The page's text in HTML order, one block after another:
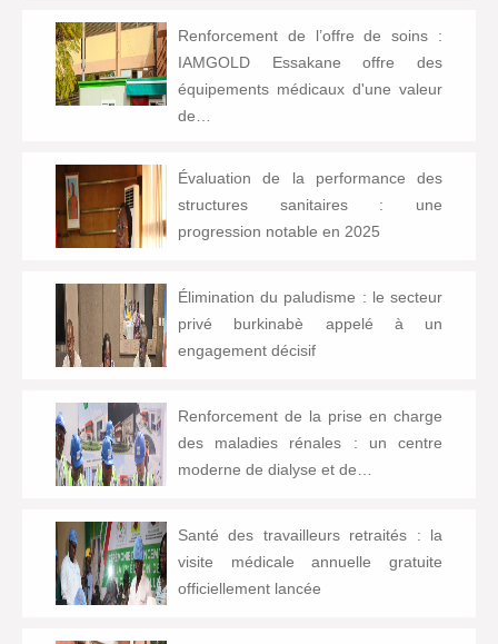
Renforcement de l’offre de soins :
IAMGOLD Essakane offre des
équipements médicaux d'une valeur
de…
Évaluation de la performance des
structures sanitaires : une
progression notable en 2025
Élimination du paludisme : le secteur
privé burkinabè appelé à un
engagement décisif
Renforcement de la prise en charge
des maladies rénales : un centre
moderne de dialyse et de…
Santé des travailleurs retraités : la
visite médicale annuelle gratuite
officiellement lancée